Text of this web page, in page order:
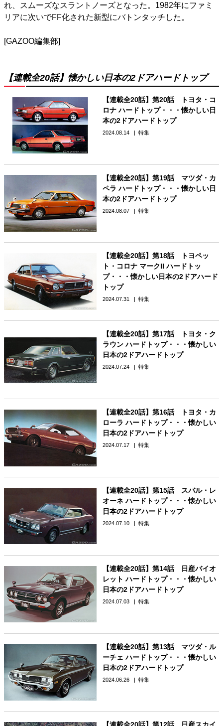
れ、スムーズなスラントノーズとなった。1982年にファミ
リアに次いでFF化された新型にバトンタッチした。
[GAZOO編集部]
【連載全20話】懐かしい日本の2ドアハードトップ
【連載全20話】第20話 トヨタ・コ
ロナ ハードトップ・・・懐かしい日
本の2ドアハードトップ
2024.08.14 特集
【連載全20話】第19話 マツダ・カ
ペラ ハードトップ・・・懐かしい日
本の2ドアハードトップ
2024.08.07 特集
【連載全20話】第18話 トヨペッ
ト・コロナ マークII ハードトッ
プ・・・懐かしい日本の2ドアハード
トップ
2024.07.31 特集
【連載全20話】第17話 トヨタ・ク
ラウン ハードトップ・・・懐かしい
日本の2ドアハードトップ
2024.07.24 特集
【連載全20話】第16話 トヨタ・カ
ローラ ハードトップ・・・懐かしい
日本の2ドアハードトップ
2024.07.17 特集
【連載全20話】第15話 スバル・レ
オーネ ハードトップ・・・懐かしい
日本の2ドアハードトップ
2024.07.10 特集
【連載全20話】第14話 日産バイオ
レット ハードトップ・・・懐かしい
日本の2ドアハードトップ
2024.07.03 特集
【連載全20話】第13話 マツダ・ル
ーチェ ハードトップ・・・懐かしい
日本の2ドアハードトップ
2024.06.26 特集